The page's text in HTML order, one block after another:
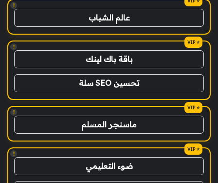
!
عالم الشباب
!
باقة باك لينك
تحسين SEO سلة
!
ماسنجر المسلم
!
ضوء التعليمي